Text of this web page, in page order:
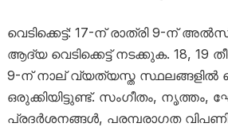
വെടിക്കെട്ട്: 17-ന് രാത്രി 9-ന്
ആദ്യ വെടിക്കെട്ട് നടക്കുക. 18, 19
9-ന് നാല് വ്യത്യസ്ത സ്ഥലങ്ങളിൽ
ഒരുക്കിയിട്ടുണ്ട്. സംഗീതം,
പ്രദർശനങ്ങൾ, പരമ്പരാഗത